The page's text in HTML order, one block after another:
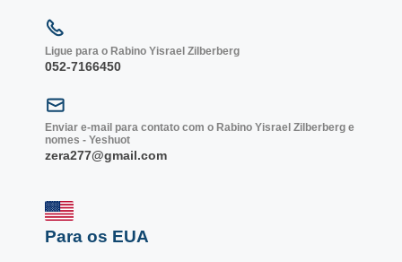
Ligue para o Rabino Yisrael Zilberberg
052-7166450
Enviar e-mail para contato com o Rabino Yisrael Zilberberg e
nomes - Yeshuot
zera277@gmail.com
Para os EUA